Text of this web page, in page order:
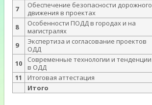
7
Обеспечение безопасности дорожного
движения в проектах
8
Особенности ПОДД в городах и на
магистралях
9
Экспертиза и согласование проектов
ОДД
10
Современные технологии и тенденции
в ОДД
11
Итоговая аттестация
Итого